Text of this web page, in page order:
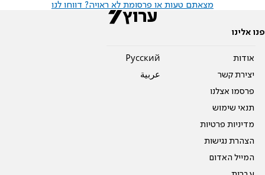
מצאתם טעות או פרסומת לא ראויה? דווחו לנו
פנו אלינו
אודות
יצירת קשר
פרסמו אצלנו
תנאי שימוש
מדיניות פרטיות
הצהרת נגישות
המייל האדום
Pусский
عربية